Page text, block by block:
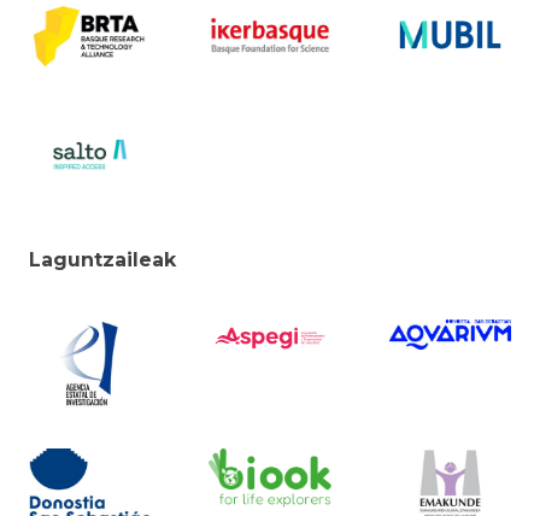
Laguntzaileak